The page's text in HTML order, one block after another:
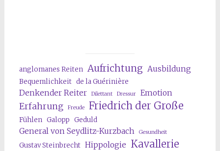
anglomanes Reiten Aufrichtung Ausbildung
Bequemlichkeit de la Guérinière
Denkender Reiter Dilettant Dressur Emotion
Erfahrung Freude Friedrich der Große
Fühlen Galopp Geduld
General von Seydlitz-Kurzbach Gesundheit
Gustav Steinbrecht Hippologie Kavallerie